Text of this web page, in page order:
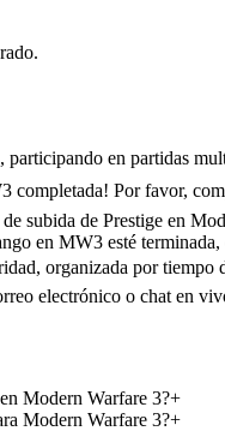
participando en partidas
completada! Por favor,
subida de Prestige en
en MW3 esté
organizada por tiempo
electrónico o chat en
Modern Warfare 3?+
Modern Warfare 3?+